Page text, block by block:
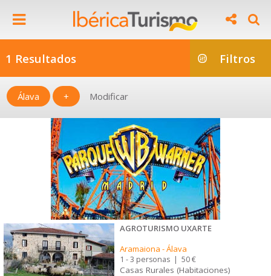
1 Resultados Filtros
Álava + Modificar
AGROTURISMO UXARTE
Aramaiona -Álava
1 - 3 personas | 50 €
Casas Rurales (Habitaciones)